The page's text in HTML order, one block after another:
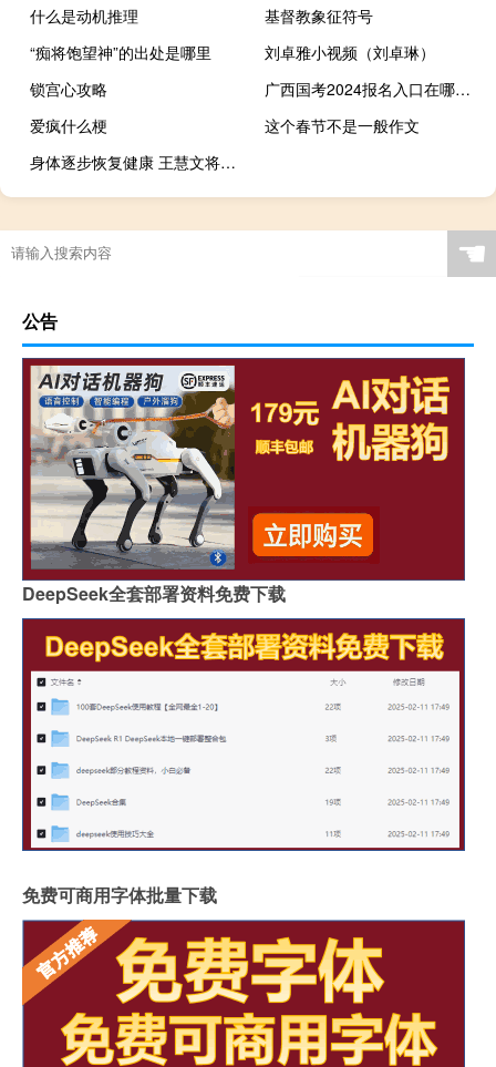
什么是动机推理
基督教象征符号
“痴将饱望神”的出处是哪里
刘卓雅小视频（刘卓琳）
锁宫心攻略
广西国考2024报名入口在哪开通
爱疯什么梗
这个春节不是一般作文
身体逐步恢复健康 王慧文将以部分时间做美团顾问
☚
公告
DeepSeek全套部署资料免费下载
免费可商用字体批量下载